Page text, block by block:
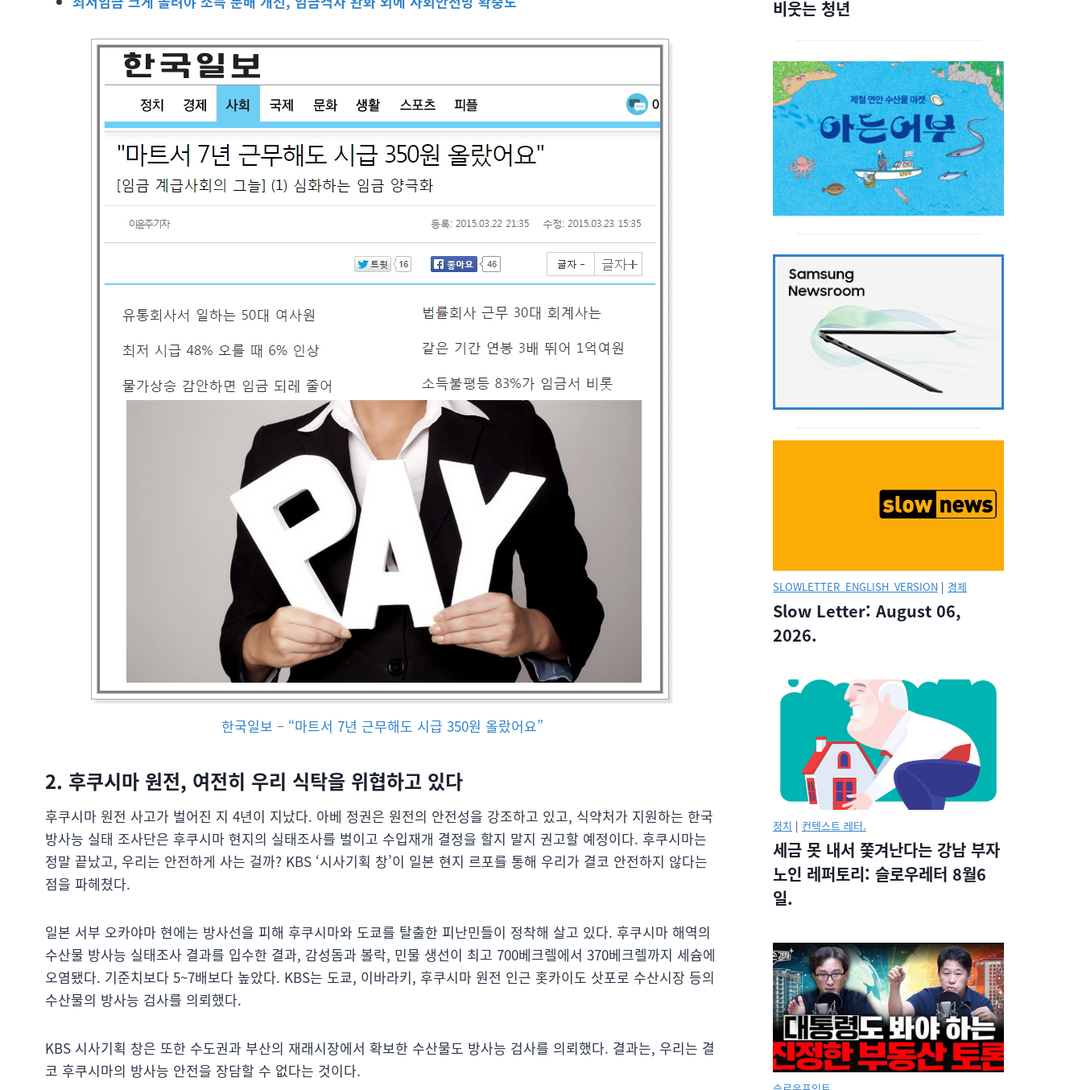
한국일보 – “마트서 7년 근무해도 시급 350원 올랐어요”
2. 후쿠시마 원전, 여전히 우리 식탁을 위협하고 있다
후쿠시마 원전 사고가 벌어진 지 4년이 지났다. 아베 정권은 원전의 안전성을 강조하고 있고, 식약처가 지원하는 한국
방사능 실태 조사단은 후쿠시마 현지의 실태조사를 벌이고 수입재개 결정을 할지 말지 권고할 예정이다. 후쿠시마는
정말 끝났고, 우리는 안전하게 사는 걸까? KBS ‘시사기획 창’이 일본 현지 르포를 통해 우리가 결코 안전하지 않다는
점을 파헤쳤다.
일본 서부 오카야마 현에는 방사선을 피해 후쿠시마와 도쿄를 탈출한 피난민들이 정착해 살고 있다. 후쿠시마 해역의
수산물 방사능 실태조사 결과를 입수한 결과, 감성돔과 볼락, 민물 생선이 최고 700베크렐에서 370베크렐까지 세슘에
오염됐다. 기준치보다 5~7배보다 높았다. KBS는 도쿄, 이바라키, 후쿠시마 원전 인근 홋카이도 삿포로 수산시장 등의
수산물의 방사능 검사를 의뢰했다.
KBS 시사기획 창은 또한 수도권과 부산의 재래시장에서 확보한 수산물도 방사능 검사를 의뢰했다. 결과는, 우리는 결
코 후쿠시마의 방사능 안전을 장담할 수 없다는 것이다.
비웃는 청년
SLOWLETTER_ENGLISH_VERSION | 경제
Slow Letter: August 06,
2026.
정치 | 컨텍스트 레터.
세금 못 내서 쫓겨난다는 강남 부자
노인 레퍼토리: 슬로우레터 8월6
일.